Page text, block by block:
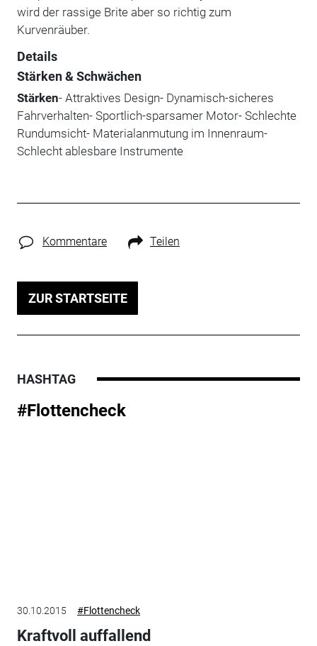
wird der rassige Brite aber so richtig zum
Kurvenräuber.
Details
Stärken & Schwächen
Stärken- Attraktives Design- Dynamisch-sicheres
Fahrverhalten- Sportlich-sparsamer Motor- Schlechte
Rundumsicht- Materialanmutung im Innenraum-
Schlecht ablesbare Instrumente
Kommentare Teilen
ZUR STARTSEITE
HASHTAG
#Flottencheck
30.10.2015 #Flottencheck
Kraftvoll auffallend